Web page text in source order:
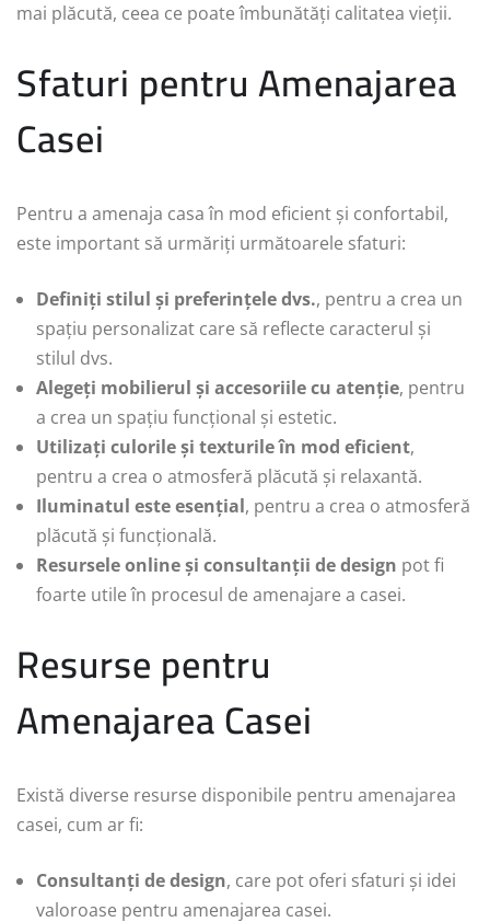
mai plăcută, ceea ce poate îmbunătăți calitatea vieții.
Sfaturi pentru Amenajarea
Casei
Pentru a amenaja casa în mod eficient și confortabil,
este important să urmăriți următoarele sfaturi:
Definiți stilul și preferințele dvs., pentru a crea un
spațiu personalizat care să reflecte caracterul și
stilul dvs.
Alegeți mobilierul și accesoriile cu atenție, pentru
a crea un spațiu funcțional și estetic.
Utilizați culorile și texturile în mod eficient,
pentru a crea o atmosferă plăcută și relaxantă.
Iluminatul este esențial, pentru a crea o atmosferă
plăcută și funcțională.
Resursele online și consultanții de design pot fi
foarte utile în procesul de amenajare a casei.
Resurse pentru
Amenajarea Casei
Există diverse resurse disponibile pentru amenajarea
casei, cum ar fi:
Consultanți de design, care pot oferi sfaturi și idei
valoroase pentru amenajarea casei.